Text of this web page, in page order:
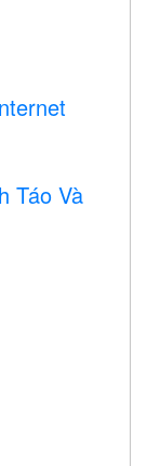
Táo Và